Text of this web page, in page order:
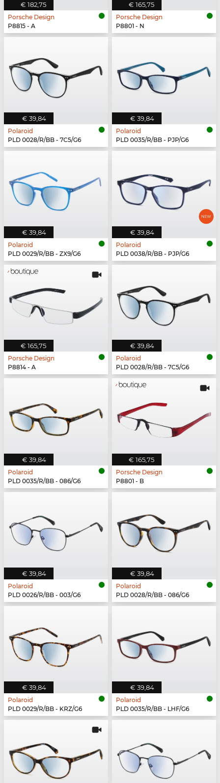
€ 182,75
Porsche Design
P8815 - A
€ 165,75
Porsche Design
P8801 - N
€ 39,84
Polaroid
PLD 0028/R/BB - 7C5/G6
€ 39,84
Polaroid
PLD 0035/R/BB - PJP/G6
€ 39,84
Polaroid
PLD 0029/R/BB - ZX9/G6
€ 39,84
Polaroid
PLD 0038/R/BB - PJP/G6
€ 165,75
Porsche Design
P8814 - A
€ 39,84
Polaroid
PLD 0028/R/BB - 7C5/G6
€ 39,84
Polaroid
PLD 0035/R/BB - 086/G6
€ 165,75
Porsche Design
P8801 - B
€ 39,84
Polaroid
PLD 0026/R/BB - 003/G6
€ 39,84
Polaroid
PLD 0028/R/BB - 086/G6
€ 39,84
Polaroid
PLD 0029/R/BB - KRZ/G6
€ 39,84
Polaroid
PLD 0035/R/BB - LHF/G6